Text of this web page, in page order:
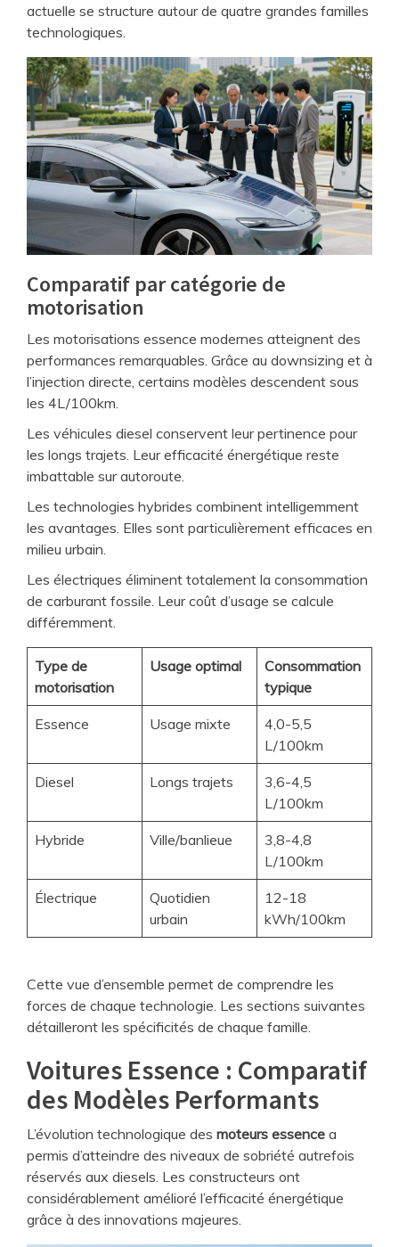
actuelle se structure autour de quatre grandes familles
technologiques.
Comparatif par catégorie de
motorisation
Les motorisations essence modernes atteignent des
performances remarquables. Grâce au downsizing et à
l’injection directe, certains modèles descendent sous
les 4L/100km.
Les véhicules diesel conservent leur pertinence pour
les longs trajets. Leur efficacité énergétique reste
imbattable sur autoroute.
Les technologies hybrides combinent intelligemment
les avantages. Elles sont particulièrement efficaces en
milieu urbain.
Les électriques éliminent totalement la consommation
de carburant fossile. Leur coût d’usage se calcule
différemment.
Type de
motorisation
Usage optimal
Consommation
typique
Essence Usage mixte
4,0-5,5
L/100km
Diesel Longs trajets
3,6-4,5
L/100km
Hybride Ville/banlieue
3,8-4,8
L/100km
Électrique
Quotidien
urbain
12-18
kWh/100km
Cette vue d’ensemble permet de comprendre les
forces de chaque technologie. Les sections suivantes
détailleront les spécificités de chaque famille.
Voitures Essence : Comparatif
des Modèles Performants
L’évolution technologique des moteurs essence a
permis d’atteindre des niveaux de sobriété autrefois
réservés aux diesels. Les constructeurs ont
considérablement amélioré l’efficacité énergétique
grâce à des innovations majeures.